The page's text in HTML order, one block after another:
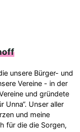
unsere Bürger- und
Vereine - in der
und gründete
Unna“. Unser aller
und meine
für die die Sorgen,